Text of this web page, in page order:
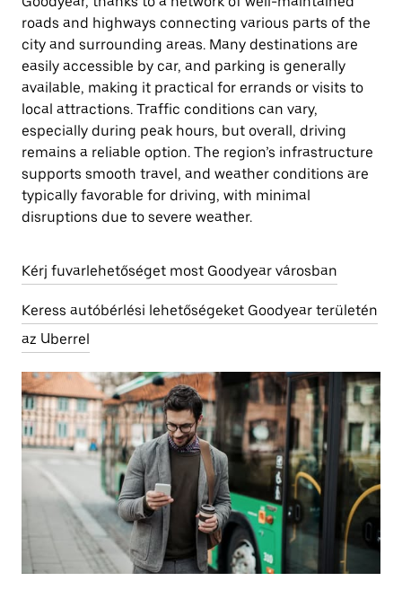
roads and highways connecting various parts of the
city and surrounding areas. Many destinations are
easily accessible by car, and parking is generally
available, making it practical for errands or visits to
local attractions. Traffic conditions can vary,
especially during peak hours, but overall, driving
remains a reliable option. The region’s infrastructure
supports smooth travel, and weather conditions are
typically favorable for driving, with minimal
disruptions due to severe weather.
Kérj fuvarlehetőséget most Goodyear városban
Keress autóbérlési lehetőségeket Goodyear területén
az Uberrel